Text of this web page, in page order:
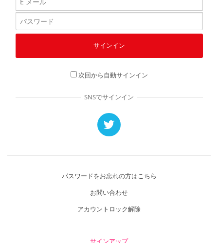
次回から自動サインイン
SNSでサインイン
パスワードをお忘れの方はこちら
お問い合わせ
アカウントロック解除
サインアップ